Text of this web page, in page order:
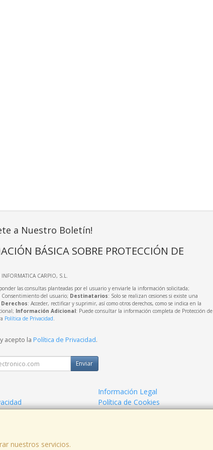
nuestros servicios.
a Nuestro Boletín!
BÁSICA SOBRE PROTECCIÓN DE
INFORMATICA CARPIO, S.L.
las consultas planteadas por el usuario y enviarle la información solicitada;
Consentimiento del usuario; Destinatarios: Solo se realizan cesiones si existe una
Derechos: Acceder, rectificar y suprimir, así como otros derechos, como se indica en la
Información Adicional: Puede consultar la información completa de Protección de
Política de Privacidad.
acepto la Política de Privacidad.
Enviar
Información Legal
Política de Cookies
de Compra
Formas de Pago